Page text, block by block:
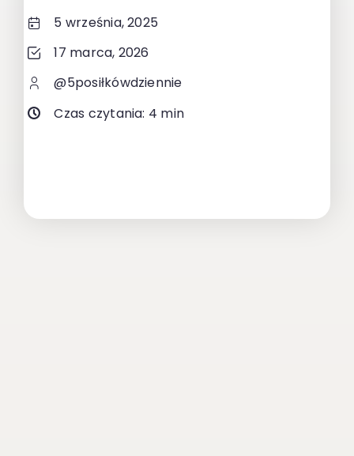
5 września, 2025
17 marca, 2026
@5posiłkówdziennie
Czas czytania: 4 min